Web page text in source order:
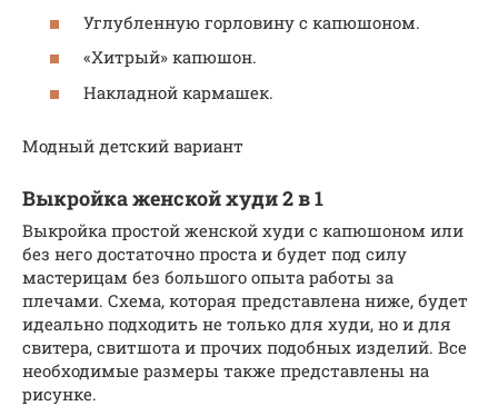
Углубленную горловину с капюшоном.
«Хитрый» капюшон.
Накладной кармашек.
Модный детский вариант
Выкройка женской худи 2 в 1
Выкройка простой женской худи с капюшоном или
без него достаточно проста и будет под силу
мастерицам без большого опыта работы за
плечами. Схема, которая представлена ниже, будет
идеально подходить не только для худи, но и для
свитера, свитшота и прочих подобных изделий. Все
необходимые размеры также представлены на
рисунке.